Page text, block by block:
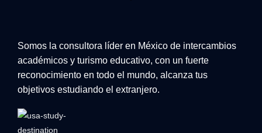
Somos la consultora líder en México de intercambios
académicos y turismo educativo, con un fuerte
reconocimiento en todo el mundo, alcanza tus
objetivos estudiando el extranjero.